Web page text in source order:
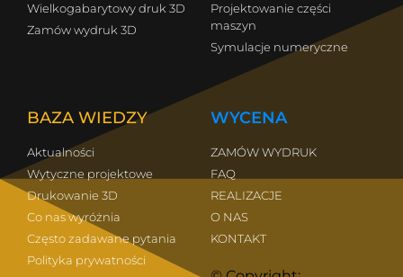
Wielkogabarytowy druk 3D
Zamów wydruk 3D
Projektowanie części
maszyn
Symulacje numeryczne
BAZA WIEDZY
Aktualności
Wytyczne projektowe
Drukowanie 3D
Co nas wyróżnia
Często zadawane pytania
Polityka prywatności
WYCENA
ZAMÓW WYDRUK
FAQ
REALIZACJE
O NAS
KONTAKT